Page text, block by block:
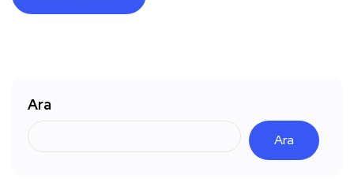
Ara
Ara